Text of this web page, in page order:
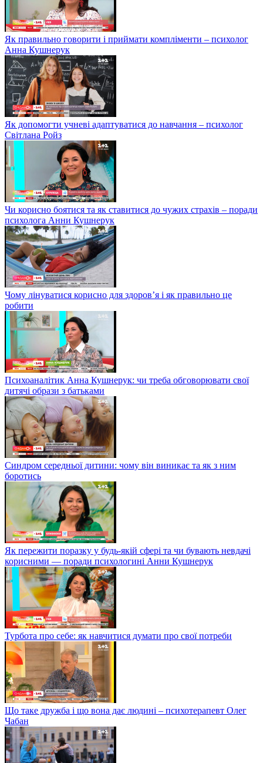
Як правильно говорити і приймати компліменти – психолог
Анна Кушнерук
Як допомогти учневі адаптуватися до навчання – психолог
Світлана Ройз
Чи корисно боятися та як ставитися до чужих страхів – поради
психолога Анни Кушнерук
Чому лінуватися корисно для здоров’я і як правильно це
робити
Психоаналітик Анна Кушнерук: чи треба обговорювати свої
дитячі образи з батьками
Синдром середньої дитини: чому він виникає та як з ним
боротись
Як пережити поразку у будь-якій сфері та чи бувають невдачі
корисними — поради психологині Анни Кушнерук
Турбота про себе: як навчитися думати про свої потреби
Що таке дружба і що вона дає людині – психотерапевт Олег
Чабан